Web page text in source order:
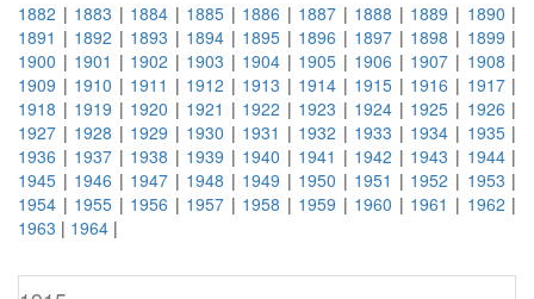
1882 | 1883 | 1884 | 1885 | 1886 | 1887 | 1888 | 1889 | 1890 |
1891 | 1892 | 1893 | 1894 | 1895 | 1896 | 1897 | 1898 | 1899 |
1900 | 1901 | 1902 | 1903 | 1904 | 1905 | 1906 | 1907 | 1908 |
1909 | 1910 | 1911 | 1912 | 1913 | 1914 | 1915 | 1916 | 1917|
1918 | 1919 | 1920 | 1921 | 1922 | 1923 | 1924 | 1925 | 1926 |
1927 | 1928 | 1929 | 1930 | 1931 | 1932 | 1933 | 1934 | 1935|
1936 | 1937 | 1938 | 1939 | 1940 | 1941 | 1942 | 1943 | 1944|
1945 | 1946 | 1947 | 1948 | 1949 | 1950 | 1951 | 1952 | 1953 |
1954 | 1955 | 1956 | 1957 | 1958 | 1959 | 1960 | 1961 | 1962 |
1963 | 1964 |